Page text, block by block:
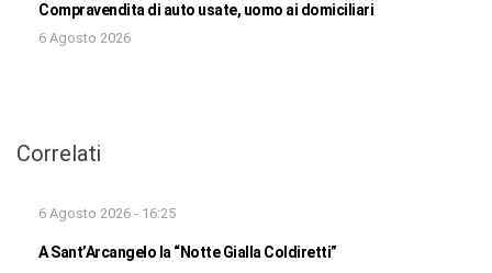
Compravendita di auto usate, uomo ai domiciliari
6 Agosto 2026
Correlati
6 Agosto 2026 - 16:25
A Sant’Arcangelo la “Notte Gialla Coldiretti”